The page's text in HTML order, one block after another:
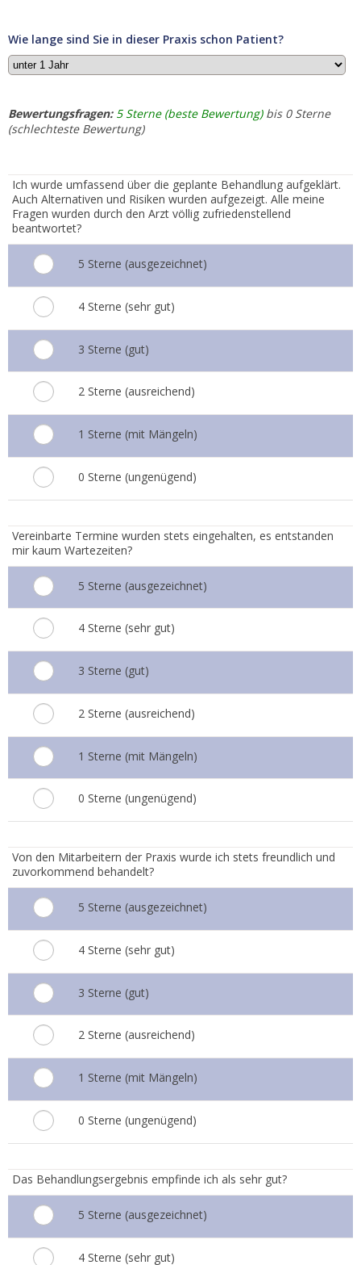
Wie lange sind Sie in dieser Praxis schon Patient?
Bewertungsfragen: 5 Sterne (beste Bewertung)bis 0 Sterne
(schlechteste Bewertung)
Ich wurde umfassend über die geplante Behandlung aufgeklärt.
Auch Alternativen und Risiken wurden aufgezeigt. Alle meine
Fragen wurden durch den Arzt völlig zufriedenstellend
beantwortet?
5 Sterne (ausgezeichnet)
4 Sterne (sehr gut)
3 Sterne (gut)
2 Sterne (ausreichend)
1 Sterne (mit Mängeln)
0 Sterne (ungenügend)
Vereinbarte Termine wurden stets eingehalten, es entstanden
mir kaum Wartezeiten?
5 Sterne (ausgezeichnet)
4 Sterne (sehr gut)
3 Sterne (gut)
2 Sterne (ausreichend)
1 Sterne (mit Mängeln)
0 Sterne (ungenügend)
Von den Mitarbeitern der Praxis wurde ich stets freundlich und
zuvorkommend behandelt?
5 Sterne (ausgezeichnet)
4 Sterne (sehr gut)
3 Sterne (gut)
2 Sterne (ausreichend)
1 Sterne (mit Mängeln)
0 Sterne (ungenügend)
Das Behandlungsergebnis empfinde ich als sehr gut?
5 Sterne (ausgezeichnet)
4 Sterne (sehr gut)